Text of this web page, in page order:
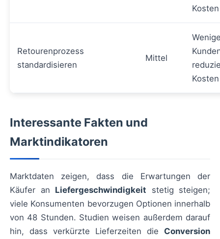
Kosten
Retourenprozess
standardisieren
Mittel
Kosten
Interessante Fakten und
Marktindikatoren
Marktdaten zeigen, dass die Erwartungen der
Käufer an Liefergeschwindigkeit stetig steigen;
viele Konsumenten bevorzugen Optionen innerhalb
von 48 Stunden. Studien weisen außerdem darauf
hin, dass verkürzte Lieferzeiten die Conversion